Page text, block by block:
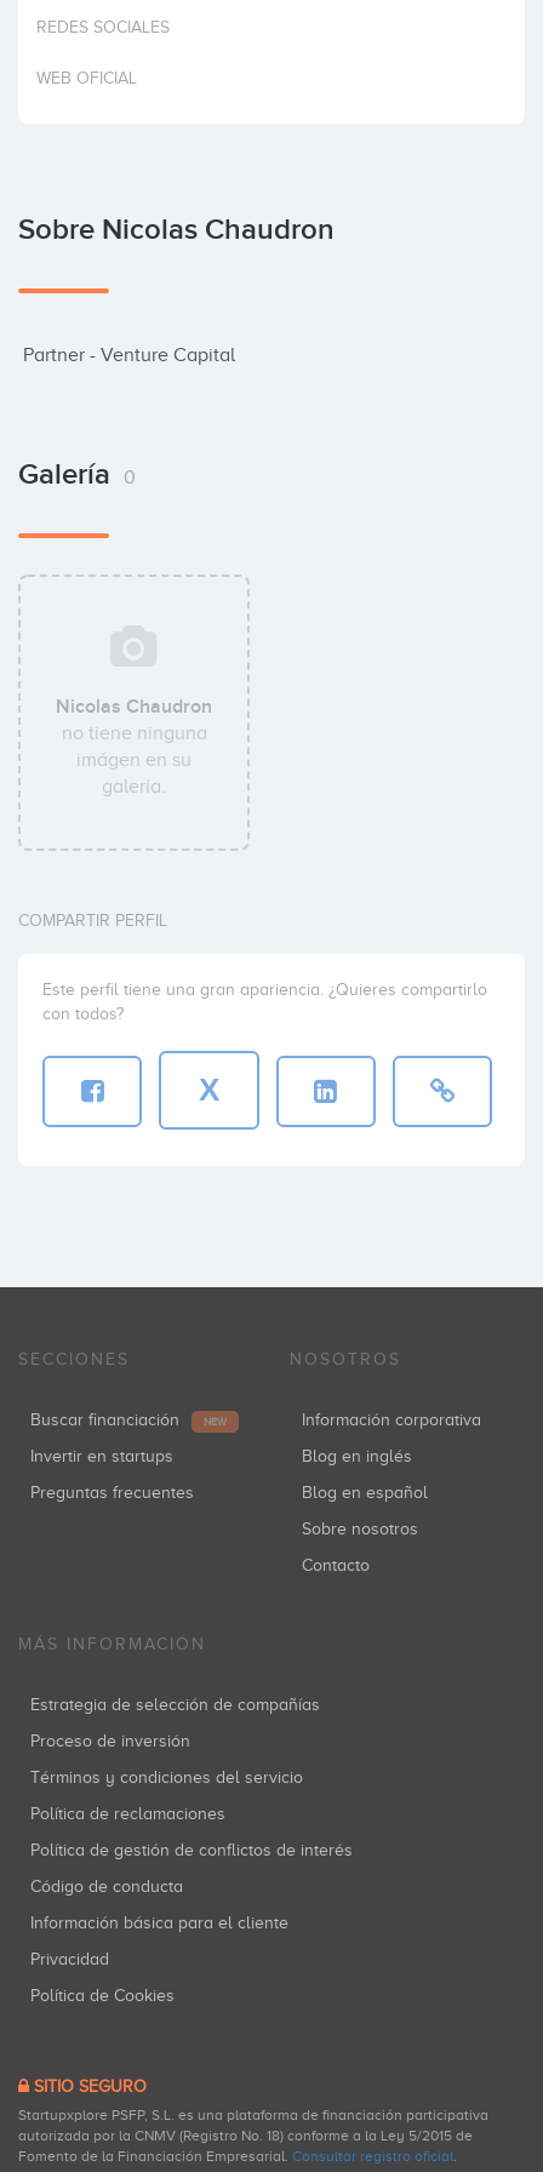
Invertir
REDES SOCIALES
WEB OFICIAL
Sobre Nicolas Chaudron
Partner - Venture Capital
Galería 0
Nicolas Chaudron
no tiene ninguna
imágen en su
galería.
COMPARTIR PERFIL
Este perfil tiene una gran apariencia. ¿Quieres compartirlo
con todos?
X
SECCIONES
Buscar financiación NEW
Invertir en startups
Preguntas frecuentes
NOSOTROS
Información corporativa
Blog en inglés
Blog en español
Sobre nosotros
Contacto
MÁS INFORMACIÓN
Estrategia de selección de compañías
Proceso de inversión
Términos y condiciones del servicio
Política de reclamaciones
Política de gestión de conflictos de interés
Código de conducta
Información básica para el cliente
Privacidad
Política de Cookies
SITIO SEGURO
Startupxplore PSFP, S.L. es una plataforma de financiación participativa
autorizada por la CNMV (Registro No. 18) conforme a la Ley 5/2015 de
Fomento de la Financiación Empresarial. Consultar registro oficial.